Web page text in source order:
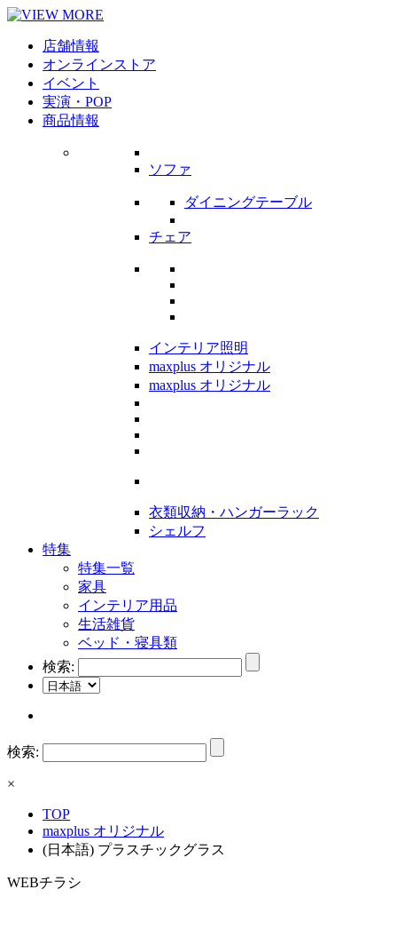
店舗情報
オンラインストア
イベント
実演・POP
商品情報
ソファ
ダイニングテーブル
チェア
インテリア照明
maxplus オリジナル
maxplus オリジナル
衣類収納・ハンガーラック
シェルフ
特集
特集一覧
家具
インテリア用品
生活雑貨
ベッド・寝具類
検索:
検索:
×
TOP
maxplus オリジナル
(日本語) プラスチックグラス
WEBチラシ